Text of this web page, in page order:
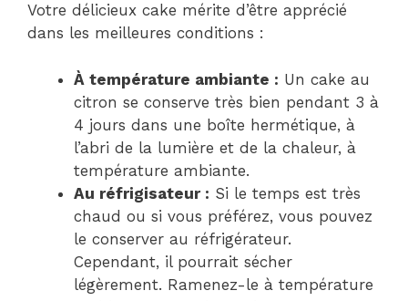
Votre délicieux cake mérite d’être apprécié
dans les meilleures conditions :
À température ambiante : Un cake au
citron se conserve très bien pendant 3 à
4 jours dans une boîte hermétique, à
l’abri de la lumière et de la chaleur, à
température ambiante.
Au réfrigisateur : Si le temps est très
chaud ou si vous préférez, vous pouvez
le conserver au réfrigérateur.
Cependant, il pourrait sécher
légèrement. Ramenez-le à température